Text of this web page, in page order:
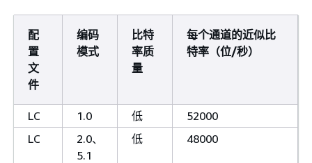
配
置
文
件
编码
模式
比特
率质
量
每个通道的近似比
特率（位/秒）
LC 1.0 低
52000
LC
2.0、
5.1
低 48000